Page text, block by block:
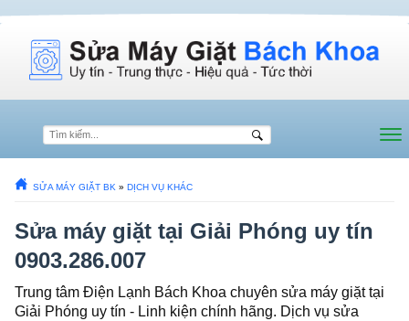
SỬA MÁY GIẶT BK » DỊCH VỤ KHÁC
Sửa máy giặt tại Giải Phóng uy tín
0903.286.007
Trung tâm Điện Lạnh Bách Khoa chuyên sửa máy giặt tại
Giải Phóng uy tín - Linh kiện chính hãng. Dịch vụ sửa